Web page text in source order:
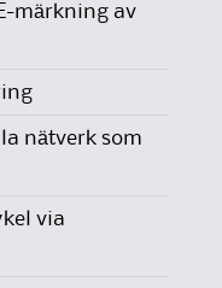
märkning av
nätverk som
via